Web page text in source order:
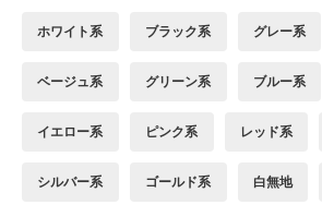
ホワイト系 ブラック系 グレー系
ベージュ系 グリーン系 ブルー系
イエロー系 ピンク系 レッド系
シルバー系 ゴールド系 白無地